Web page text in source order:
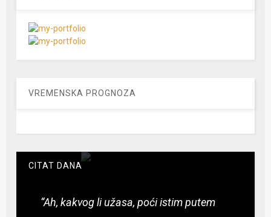
VREMENSKA PROGNOZA
CITAT DANA
“Ah, kakvog li užasa, poći istim putem